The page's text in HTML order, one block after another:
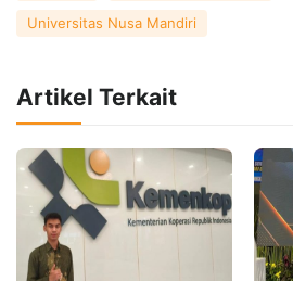
Universitas Nusa Mandiri
Artikel Terkait